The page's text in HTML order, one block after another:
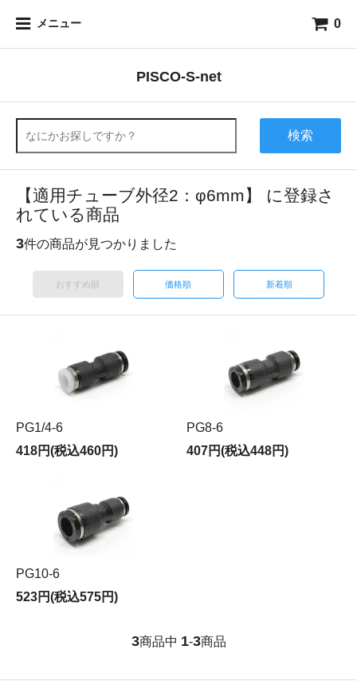
メニュー 0
PISCO-S-net
検索
【適用チューブ外径2：φ6mm】 に登録さ
れている商品
3件の商品が見つかりました
おすすめ順 価格順 新着順
PG1/4-6
418円(税込460円)
PG8-6
407円(税込448円)
PG10-6
523円(税込575円)
3商品中 1-3商品